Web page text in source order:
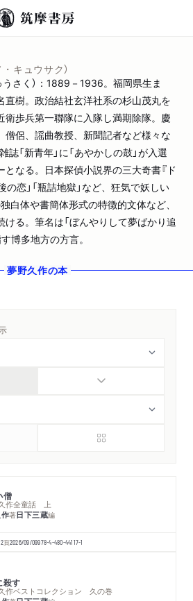
・キュウサク）
うさく）：1889－1936。福岡県生ま
直樹。政治結社玄洋社系の杉山茂丸を
衛歩兵第一聯隊に入隊し満期除隊。慶
僧侶、謡曲教授、新聞記者など様々な
「新青年」に「あやかしの鼓」が入選
となる。日本探偵小説界の三大奇書『ド
の恋」「瓶詰地獄」など、狂気で妖しい
白体や書簡体形式の特徴的文体など、
る。筆名は「ぼんやりして夢ばかり追
博多地方の方言。
夢野久作の本
僧
作全童話 上
著日下三蔵編
頁2026/09/09978-4-480-44117-1
殺す
作ベストコレクション 久の巻